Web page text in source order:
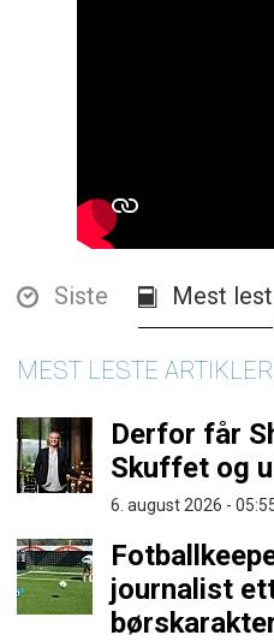
Siste Mest lest
MEST LESTE ARTIKLER
Derfor får
Skuffet og
6. august 2026 -
journalist